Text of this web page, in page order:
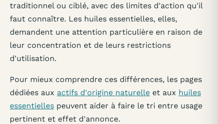
traditionnel ou ciblé, avec des limites d'action qu'il
faut connaître. Les huiles essentielles, elles,
demandent une attention particulière en raison de
leur concentration et de leurs restrictions
d'utilisation.
Pour mieux comprendre ces différences, les pages
dédiées aux actifs d'origine naturelle et aux huiles
essentielles peuvent aider à faire le tri entre usage
pertinent et effet d'annonce.